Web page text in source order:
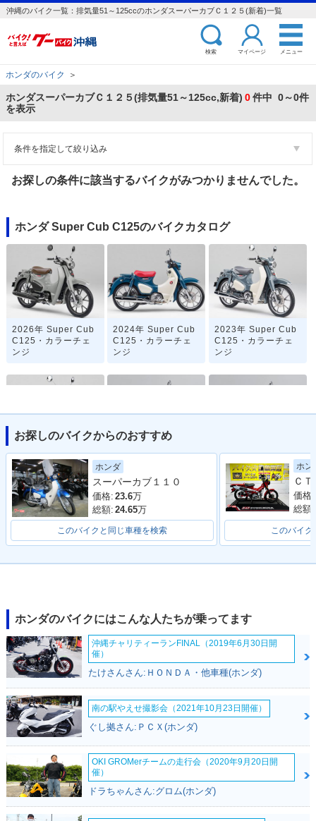
沖縄のバイク一覧：排気量51～125ccのホンダスーパーカブＣ１２５(新着)一覧
検索 マイページ メニュー
ホンダのバイク ＞
ホンダスーパーカブＣ１２５(排気量51～125cc,新着) 0件中 0～0件
を表示
条件を指定して絞り込み
お探しの条件に該当するバイクがみつかりませんでした。
ホンダ Super Cub C125のバイクカタログ
2026年 Super Cub
C125・カラーチェ
ンジ
2024年 Super Cub
C125・カラーチェ
ンジ
2023年 Super Cub
C125・カラーチェ
ンジ
2021年 Super Cub
C125・フルモデル
チェンジ
2020年 Super Cub
C125・カラーチェ
ンジ
2019年 Super Cub
C125・カラーチェ
ンジ
お探しのバイクからのおすすめ
ホンダ
スーパーカブ１１０
価格: 23.6万
総額: 24.65万
このバイクと同じ車種を検索
ホン
価格:
総額:
このバイク
ホンダのバイクにはこんな人たちが乗ってます
沖縄チャリティーランFINAL（2019年6月30日開
催）
たけさんさん:ＨＯＮＤＡ・他車種(ホンダ)
南の駅やえせ撮影会（2021年10月23日開催）
ぐし拠さん:ＰＣＸ(ホンダ)
OKI GROMerチームの走行会（2020年9月20日開
催）
ドラちゃんさん:グロム(ホンダ)